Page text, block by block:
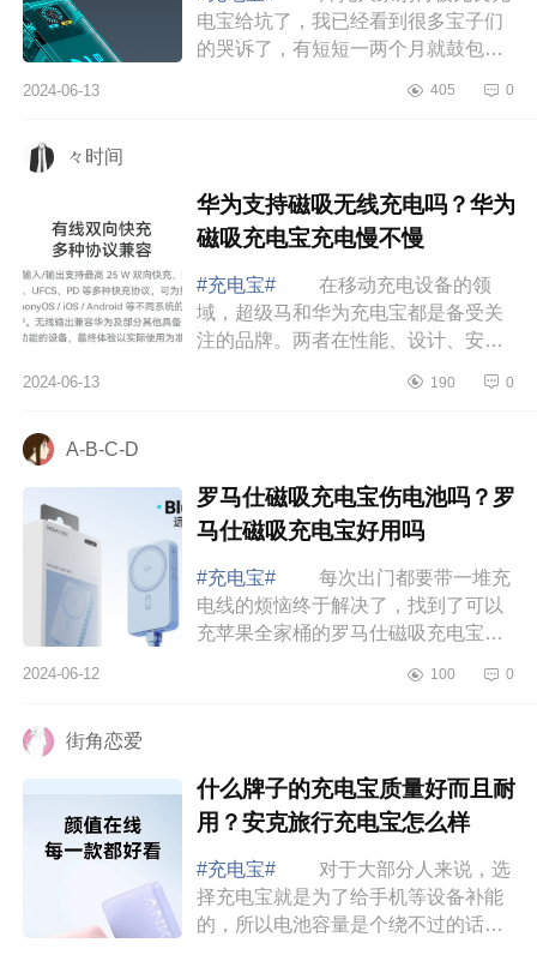
电宝给坑了，我已经看到很多宝子们
的哭诉了，有短短一两个月就鼓包
影响电池寿命，甚至发生自燃的充电
2024-06-13 405 0
々时间
华为支持磁吸无线充电吗？华为
磁吸充电宝充电慢不慢
#充电宝#
在移动充电设备的领
域，超级马和华为充电宝都是备受关
注的品牌。两者在性能、设计、安全
下面小编为大家介绍下华为支持磁吸
2024-06-13 190 0
A-B-C-D
罗马仕磁吸充电宝伤电池吗？罗
马仕磁吸充电宝好用吗
#充电宝#
每次出门都要带一堆充
电线的烦恼终于解决了，找到了可以
充苹果全家桶的罗马仕磁吸充电宝。
电宝伤电池吗？罗马仕磁吸充电宝好
2024-06-12 100 0
街角恋爱
什么牌子的充电宝质量好而且耐
用？安克旅行充电宝怎么样
#充电宝#
对于大部分人来说，选
择充电宝就是为了给手机等设备补能
的，所以电池容量是个绕不过的话